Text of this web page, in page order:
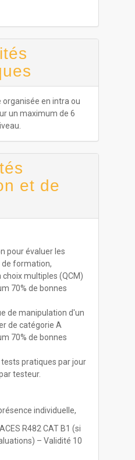
en intra ou
un maximum de 6
et de
pour évaluer les
de formation,
multiples (QCM)
70% de bonnes
de manipulation d'un
de catégorie A
70% de bonnes
pratiques par jour
testeur.
individuelle,
R482 CAT B1 (si
– Validité 10